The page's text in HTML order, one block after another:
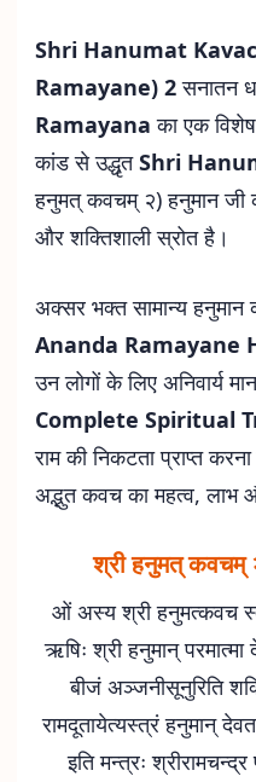
Shri Hanumat
Ramayane) 2सनातन
Ramayana का एक
कांड से उद्धृतShri
हनुमत् कवचम् २) हनुमान जी
और शक्तिशाली स्रोत है।
अक्सर भक्त सामान्य
Ananda Ramayane
उन लोगों के लिए अनिवार्य
Complete Spiritual
राम की निकटता प्राप्त
अद्भुत कवच का महत्व, लाभ
श्री हनुमत् कवचम्
ओं अस्य श्री हनुमत्कवच
ऋषिः श्री हनुमान्
बीजं अञ्जनीसूनुरिति
रामदूतायेत्यस्त्रं हनुमान्
इति मन्त्रः